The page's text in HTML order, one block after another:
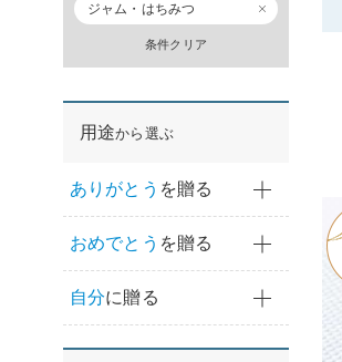
ジャム・はちみつ
条件クリア
用途から選ぶ
ありがとう を贈る
おめでとう を贈る
自分に贈る